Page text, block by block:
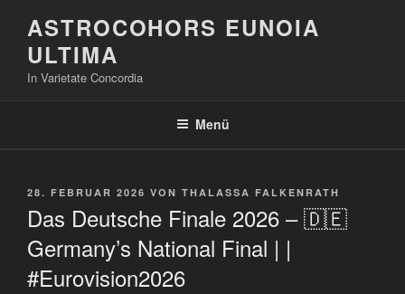
Inhalt
springen
ASTROCOHORS EUNOIA
ULTIMA
In Varietate Concordia
Menü
VERÖFFENTLICHT
28. FEBRUAR 2026 VON THALASSA FALKENRATH
Das Deutsche Finale 2026 – 🇩🇪
Germany’s National Final | |
#Eurovision2026